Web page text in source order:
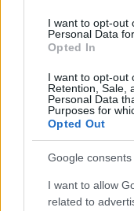
I want to opt-out
Personal Data
Opted In
I want to opt-out
Retention, Sale,
Personal Data
Purposes for
Opted Out
Google consents
I want to allow
related to
legjobbjaival
át egészen a márkáig
A teljes program és
jegyekittérhetők el.
Pécs ókori
elevenítik